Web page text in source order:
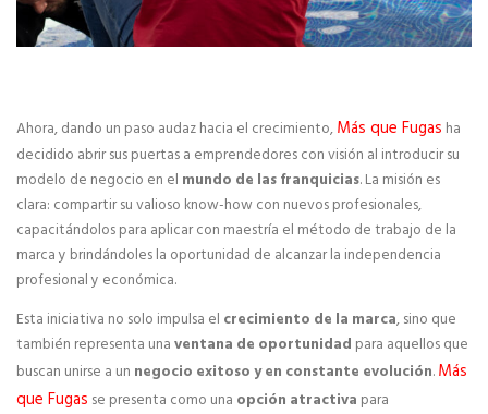
Expansión internacional de franquicias
Estudios e Informes
Normativa legal de franquicias
Ferias y Salones de Franquicia
Preguntas Frecuentes
ASESORÍA DE FRANQUICIAS
Ahora, dando un paso audaz hacia el crecimiento,Más que Fugas ha
decidido abrir sus puertas a emprendedores con visión al introducir su
modelo de negocio en el mundo de las franquicias. La misión es
clara: compartir su valioso know-how con nuevos profesionales,
capacitándolos para aplicar con maestría el método de trabajo de la
marca y brindándoles la oportunidad de alcanzar la independencia
profesional y económica.
Esta iniciativa no solo impulsa el crecimiento de la marca, sino que
también representa unaventana de oportunidad para aquellos que
buscan unirse a un negocio exitoso y en constante evolución.Más
que Fugas se presenta como una opción atractiva para